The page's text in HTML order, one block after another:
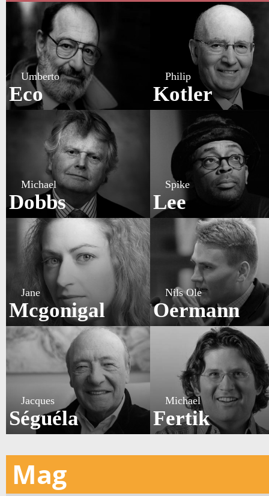
Umberto
Eco
Philip
Kotler
Michael
Dobbs
Spike
Lee
Jane
Mcgonigal
Nils Ole
Oermann
Jacques
Séguéla
Michael
Fertik
Mag